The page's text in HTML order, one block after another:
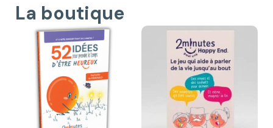
La boutique